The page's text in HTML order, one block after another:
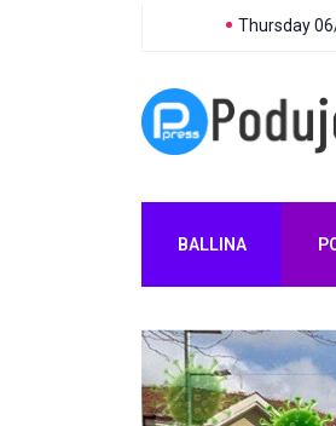
Thursday
BALLINA